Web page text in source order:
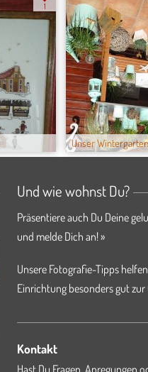
1
'Unser
Und wie wohnst Du?
Präsentiere auch Du Deine
und melde Dich an! »
Unsere Fotografie-Tipps
Einrichtung besonders gut zur
Kontakt